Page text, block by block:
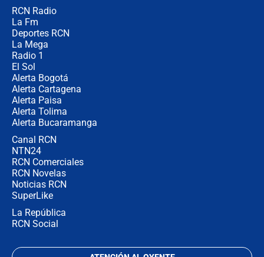
RCN Radio
La Fm
Deportes RCN
La Mega
Radio 1
El Sol
Alerta Bogotá
Alerta Cartagena
Alerta Paisa
Alerta Tolima
Alerta Bucaramanga
Canal RCN
NTN24
RCN Comerciales
RCN Novelas
Noticias RCN
SuperLike
La República
RCN Social